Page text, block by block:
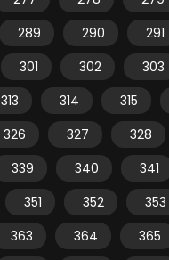
289 290 291
301 302 303
313 314 315
326 327 328
339 340 341
351 352 353
363 364 365